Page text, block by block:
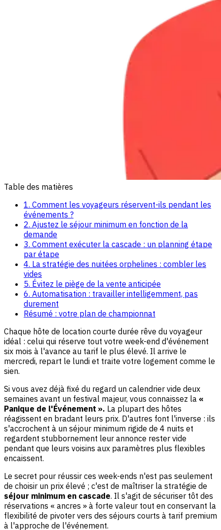
Table des matières
1. Comment les voyageurs réservent-ils pendant les
événements ?
2. Ajustez le séjour minimum en fonction de la
demande
3. Comment exécuter la cascade : un planning étape
par étape
4. La stratégie des nuitées orphelines : combler les
vides
5. Évitez le piège de la vente anticipée
6. Automatisation : travailler intelligemment, pas
durement
Résumé : votre plan de championnat
Chaque hôte de location courte durée rêve du voyageur
idéal : celui qui réserve tout votre week-end d'événement
six mois à l'avance au tarif le plus élevé. Il arrive le
mercredi, repart le lundi et traite votre logement comme le
sien.
Si vous avez déjà fixé du regard un calendrier vide deux
semaines avant un festival majeur, vous connaissez la «
Panique de l'Événement ». La plupart des hôtes
réagissent en bradant leurs prix. D'autres font l'inverse : ils
s'accrochent à un séjour minimum rigide de 4 nuits et
regardent stubbornement leur annonce rester vide
pendant que leurs voisins aux paramètres plus flexibles
encaissent.
Le secret pour réussir ces week-ends n'est pas seulement
de choisir un prix élevé ; c'est de maîtriser la stratégie de
séjour minimum en cascade. Il s'agit de sécuriser tôt des
réservations « ancres » à forte valeur tout en conservant la
flexibilité de pivoter vers des séjours courts à tarif premium
à l'approche de l'événement.